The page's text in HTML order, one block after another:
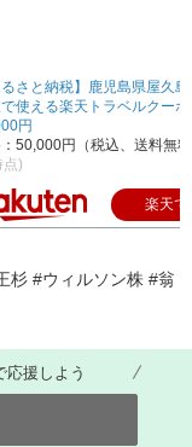
るさと納税】鹿児島県屋久
使える楽天トラベルクー
円
50,000円（税込、送料無
点)
楽天で
杉 #ウィルソン株 #翁
援しよう